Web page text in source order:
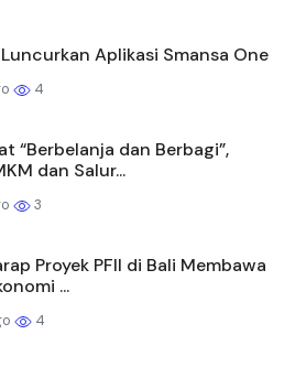
Aplikasi Smansa One
4
“Berbelanja dan Berbagi”,
dan Salur...
3
Proyek PFII di Bali Membawa
...
4